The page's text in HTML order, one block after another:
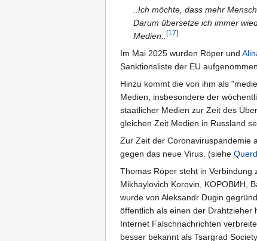
..Ich möchte, dass mehr
Darum übersetze ich immer
Medien..[17]
Im Mai 2025 wurden Röper und
Sanktionsliste der EU
Hinzu kommt die von ihm als
Medien, insbesondere der
staatlicher Medien zur Zeit des
gleichen Zeit Medien in Russland
Zur Zeit der Coronaviruspandemie
gegen das neue Virus. (siehe
Thomas Röper steht in Verbindung
Mikhaylovich Korovin, KОРОВИН,
wurde von Aleksandr Dugin
öffentlich als einen der Drahtzieher
Internet Falschnachrichten
besser bekannt als Tsargrad